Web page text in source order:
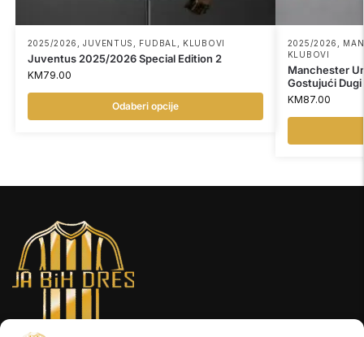
2025/2026 ,JUVENTUS FUDBAL KLUBOVI
Juventus 2025/2026 Special Edition 2
KM79.00
Odaberi opcije
2025/2026
KLUBOVI
Manchester
Gostujući Dugi
KM87.00